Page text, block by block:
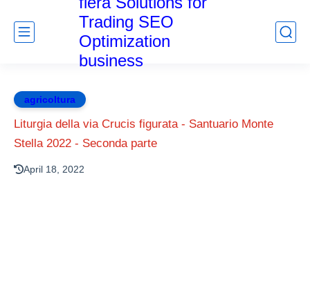
Trading SEO
Optimization
business
agricoltura
Liturgia della via Crucis figurata - Santuario Monte
Stella 2022 - Seconda parte
April 18, 2022